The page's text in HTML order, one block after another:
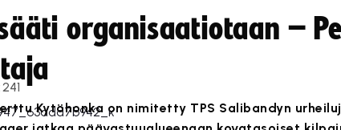
organisaatiotaan –
241
Kytöhonka on nimitetty TPS Salibandyn